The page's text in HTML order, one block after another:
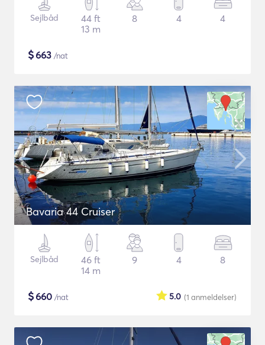
Sejlbåd
44 ft
13 m
8 4 4
$663 /nat
Bavaria 44 Cruiser
Sejlbåd
46 ft
14 m
9 4 8
$660 /nat (1 anmeldelser)
5.0